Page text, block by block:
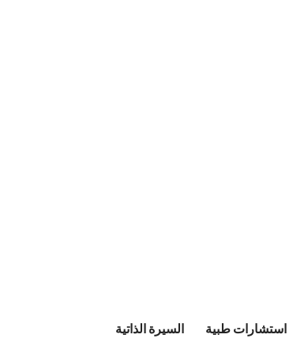
استشارات طبية
السيرة الذاتية